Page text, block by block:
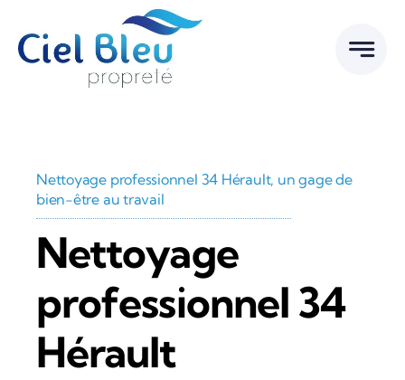
contenu
Nettoyage professionnel 34 Hérault, un gage de
bien-être au travail
Nettoyage
professionnel 34
Hérault